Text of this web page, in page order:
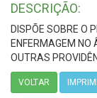
DESCRIÇÃO:
DISPÕE SOBRE O
ENFERMAGEM
OUTRAS
VOLTAR